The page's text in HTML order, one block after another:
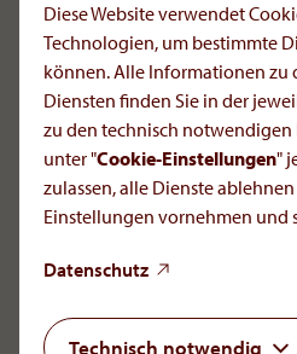
Telefon: +49 40 416 22 69 -
Fax: +49 40 636 65 47 - 30
E-Mail:service[at]servantis.
Retourenanfragen:
Needs.
langfristiges Engagement,
Kontinuität. Für eine kleine
LinkedIn
Diese Website verwendet
Technologien, um bestimmte
können. Alle Informationen zu
Diensten finden Sie in der
zu den technisch notwendigen
unter "Cookie-Einstellungen"
zulassen, alle Dienste
Einstellungen vornehmen und
Datenschutz
Technisch notwendig